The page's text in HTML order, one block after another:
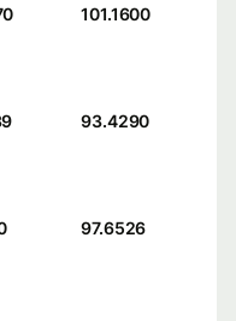
101.1600
93.4290
97.6526